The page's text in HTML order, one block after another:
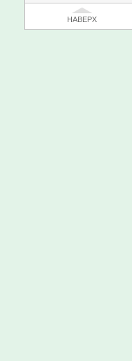
НАВЕРХ